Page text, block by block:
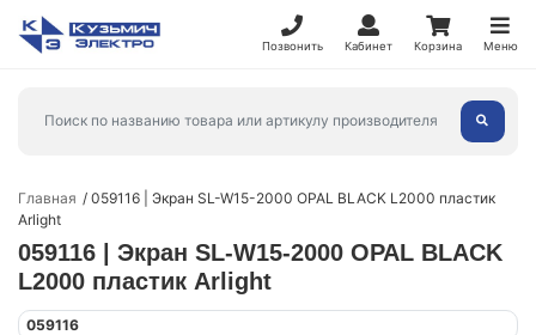
Позвонить Кабинет Корзина Меню
Главная
059116 | Экран SL-W15-2000 OPAL BLACK L2000 пластик
Arlight
059116 | Экран SL-W15-2000 OPAL BLACK
L2000 пластик Arlight
059116